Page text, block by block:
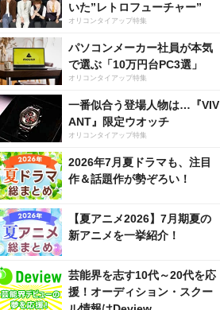
いた”レトロフューチャー”
オリコンタイアップ特集
パソコンメーカー社員が本気
で選ぶ「10万円台PC3選」
オリコンタイアップ特集
一番似合う登場人物は…『VIV
ANT』限定ウオッチ
オリコンタイアップ特集
2026年7月夏ドラマも、注目
作＆話題作が勢ぞろい！
【夏アニメ2026】7月期夏の
新アニメを一挙紹介！
芸能界を志す10代～20代を応
援！オーディション・スクー